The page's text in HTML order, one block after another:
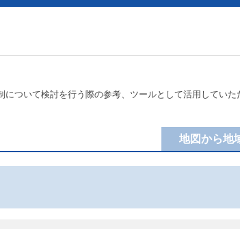
ついて検討を行う際の参考、ツールとして活用していた
地図から地